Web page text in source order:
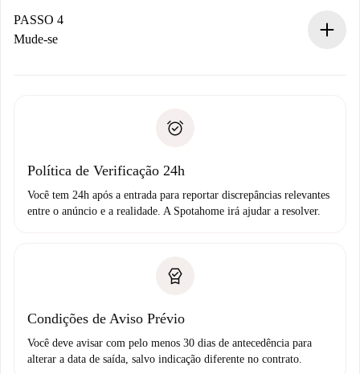
proprietário.
Se recusada: não cobraremos nada e ofereceremos
Débito direto bancário
PASSO 4
Mude-se
não comunicar nenhum problema.
Política de Verificação 24h
Você tem 24h após a entrada para reportar discrepâncias relevantes
entre o anúncio e a realidade. A Spotahome irá ajudar a resolver.
Condições de Aviso Prévio
Você deve avisar com pelo menos 30 dias de antecedência para
alterar a data de saída, salvo indicação diferente no contrato.